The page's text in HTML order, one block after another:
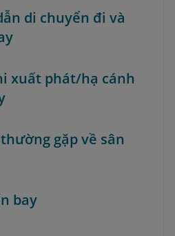
di chuyển đi và
xuất phát/hạ cánh
gặp về sân
bay